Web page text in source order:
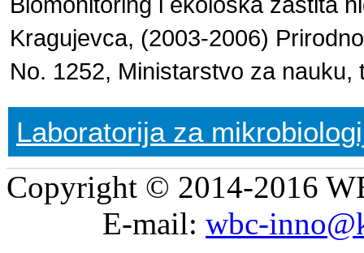
Kragujevca, (2003-2006)
No. 1252, Ministarstvo za nauku,
Laboratorija za
Copyright © 2014-2016
E-mail: wbc-